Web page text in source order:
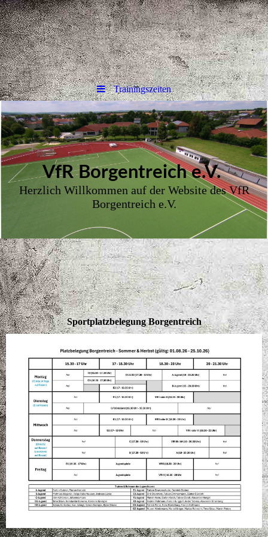
Trainingszeiten
VfR Borgentreich e.V.
Herzlich Willkommen auf der Website des VfR
Borgentreich e.V.
Sportplatzbelegung Borgentreich